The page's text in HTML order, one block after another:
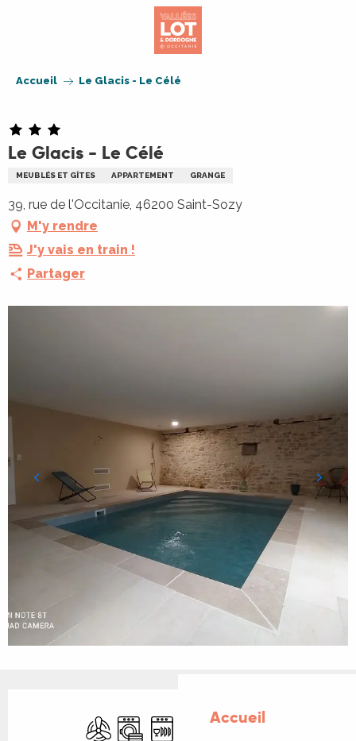
Accueil
Accueil Le Glacis - Le Célé
Le Glacis - Le Célé
MEUBLÉS ET GÎTES APPARTEMENT GRANGE
39, rue de l'Occitanie, 46200 Saint-Sozy
M'y rendre
J'y vais en train !
Partager
Air conditionné
Lave lingeLave vaisselle
Télévision
WiFi Piscine